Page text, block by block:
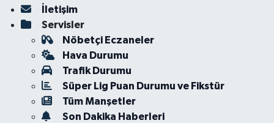
İletişim
Servisler
Nöbetçi Eczaneler
Hava Durumu
Trafik Durumu
Süper Lig Puan Durumu ve Fikstür
Tüm Manşetler
Son Dakika Haberleri